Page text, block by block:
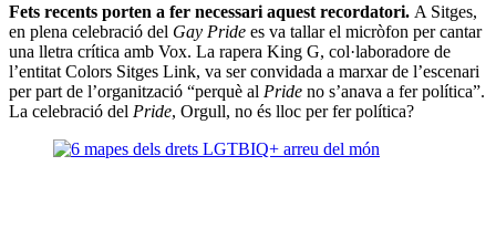
Fets recents porten a fer necessari aquest recordatori. A Sitges,
en plena celebració del Gay Pride es va tallar el micròfon per cantar
una lletra crítica amb Vox. La rapera King G, col·laboradore de
l’entitat Colors Sitges Link, va ser convidada a marxar de l’escenari
per part de l’organització “perquè al Pride no s’anava a fer política”.
La celebració del Pride, Orgull, no és lloc per fer política?